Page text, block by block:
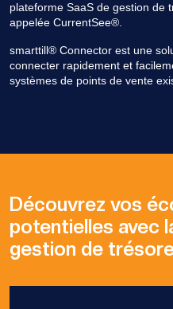
plateforme SaaS de gestion de
appelée CurrentSee®.
smarttill® Connector est une
connecter rapidement et
systèmes de points de vente
Découvrez vos
potentielles avec
gestion de